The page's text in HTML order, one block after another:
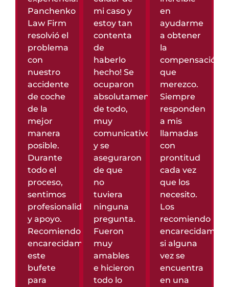
Panchenko
Law Firm
resolvió el
problema
con
nuestro
accidente
de coche
de la
mejor
manera
posible.
Durante
todo el
proceso,
sentimos
profesionalidad
y apoyo.
Recomiendo
encarecidamente
este
bufete
para
mi caso y
estoy tan
contenta
de
haberlo
hecho! Se
ocuparon
absolutamente
de todo,
muy
comunicativos
y se
aseguraron
de que
no
tuviera
ninguna
pregunta.
Fueron
muy
amables
e hicieron
todo lo
en
ayudarme
a obtener
la
compensación
que
merezco.
Siempre
responden
a mis
llamadas
con
prontitud
cada vez
que los
necesito.
Los
recomiendo
si alguna
vez se
encuentra
en una